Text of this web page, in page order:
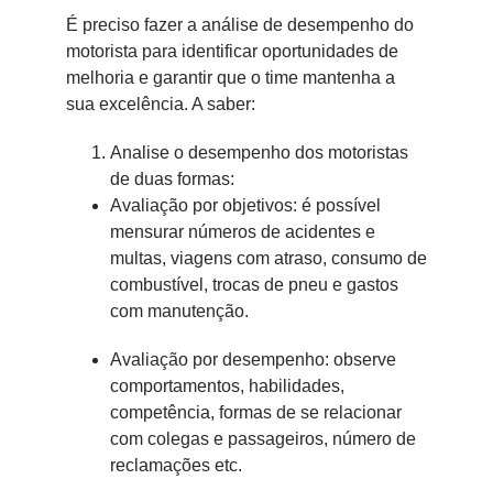
É preciso fazer a análise de desempenho do
motorista para identificar oportunidades de
melhoria e garantir que o time mantenha a
sua excelência. A saber:
Analise o desempenho dos motoristas
de duas formas:
Avaliação por objetivos: é possível
mensurar números de acidentes e
multas, viagens com atraso, consumo de
combustível, trocas de pneu e gastos
com manutenção.
Avaliação por desempenho: observe
comportamentos, habilidades,
competência, formas de se relacionar
com colegas e passageiros, número de
reclamações etc.